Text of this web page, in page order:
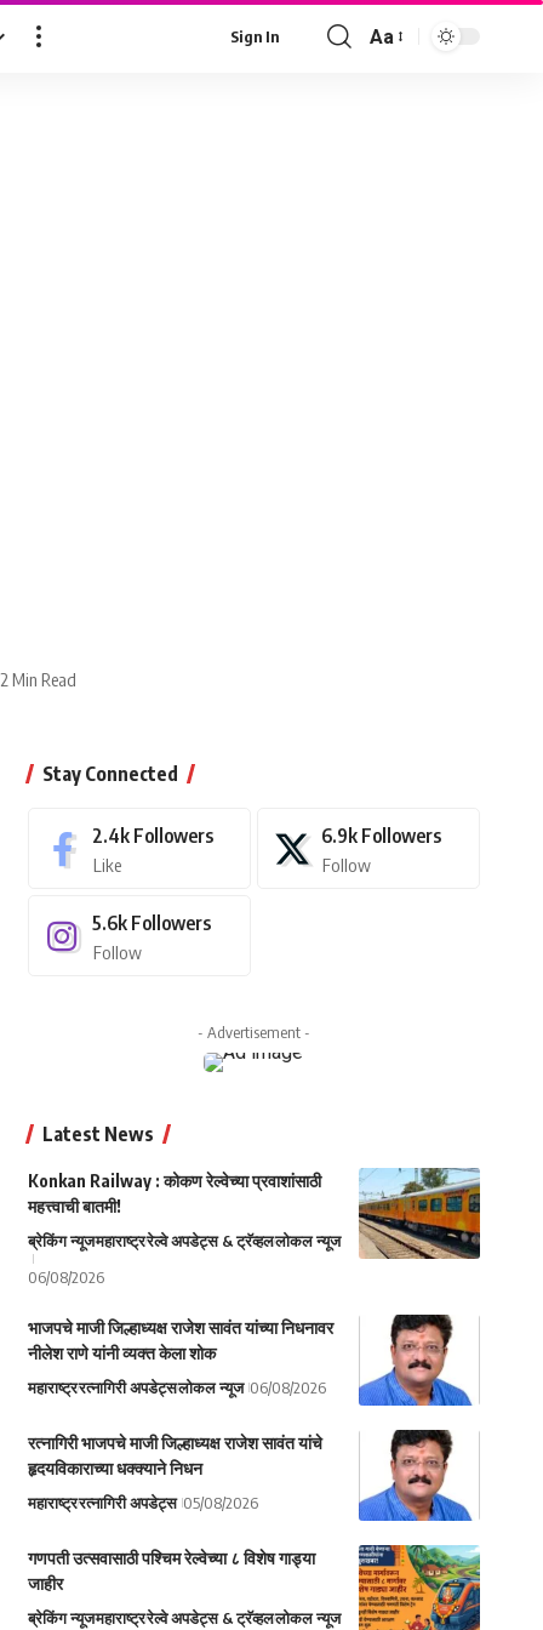
Sign In
Font
Aa
2 Min Read
Stay Connected
2.4k Followers
Like
6.9k Followers
Follow
5.6k Followers
Follow
- Advertisement -
Latest News
Konkan Railway : कोकण रेल्वेच्या प्रवाशांसाठी
महत्त्वाची बातमी!
ब्रेकिंग न्यूजमहाराष्ट्ररेल्वे अपडेट्स & ट्रॅव्हललोकल न्यूज
06/08/2026
भाजपचे माजी जिल्हाध्यक्ष राजेश सावंत यांच्या निधनावर
नीलेश राणे यांनी व्यक्त केला शोक
महाराष्ट्ररत्नागिरी अपडेट्सलोकल न्यूज 06/08/2026
रत्नागिरी भाजपचे माजी जिल्हाध्यक्ष राजेश सावंत यांचे
हृदयविकाराच्या धक्क्याने निधन
महाराष्ट्ररत्नागिरी अपडेट्स 05/08/2026
गणपती उत्सवासाठी पश्चिम रेल्वेच्या ८ विशेष गाड्या
जाहीर
ब्रेकिंग न्यूजमहाराष्ट्ररेल्वे अपडेट्स & ट्रॅव्हललोकल न्यूज